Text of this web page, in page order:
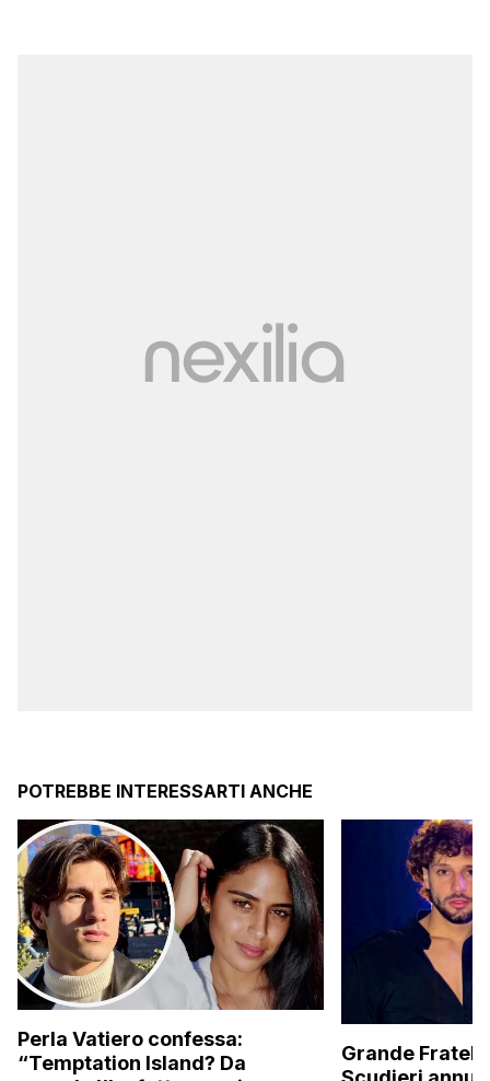
POTREBBE INTERESSARTI ANCHE
Perla Vatiero confessa:
“Temptation Island? Da
Grande